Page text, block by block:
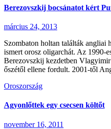
Berezovszkij bocsánatot kért
március 24, 2013
Szombaton holtan találták angliai
ismert orosz oligarchát. Az 1990-
Berezovszkij kezdetben
őszétől ellene fordult. 2001-től
Oroszország
Agyonlőttek egy csecsen költőt
november 16, 2011